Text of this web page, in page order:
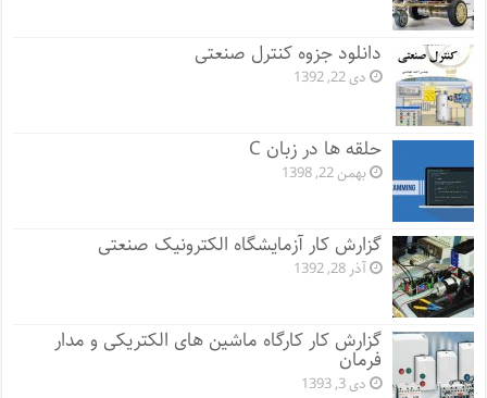
دانلود جزوه کنترل صنعتی
دی 22, 1392
حلقه ها در زبان C
بهمن 22, 1398
گزارش کار آزمایشگاه الکترونیک صنعتی
آذر 28, 1392
گزارش کار کارگاه ماشین های الکتریکی و مدار
فرمان
دی 3, 1393